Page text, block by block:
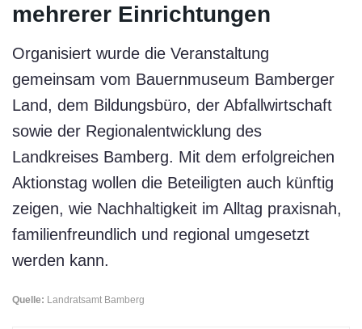
mehrerer Einrichtungen
Organisiert wurde die Veranstaltung
gemeinsam vom Bauernmuseum Bamberger
Land, dem Bildungsbüro, der Abfallwirtschaft
sowie der Regionalentwicklung des
Landkreises Bamberg. Mit dem erfolgreichen
Aktionstag wollen die Beteiligten auch künftig
zeigen, wie Nachhaltigkeit im Alltag praxisnah,
familienfreundlich und regional umgesetzt
werden kann.
Quelle: Landratsamt Bamberg